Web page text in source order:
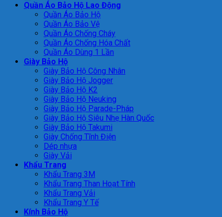
Quần Áo Bảo Hộ Lao Động
Quần Áo Bảo Hộ
Quần Áo Bảo Vệ
Quần Áo Chống Cháy
Quần Áo Chống Hóa Chất
Quần Áo Dùng 1 Lần
Giày Bảo Hộ
Giày Bảo Hộ Công Nhân
Giày Bảo Hộ Jogger
Giày Bảo Hộ K2
Giày Bảo Hộ Neuking
Giày Bảo Hộ Parade-Pháp
Giày Bảo Hộ Siêu Nhẹ Hàn Quốc
Giày Bảo Hộ Takumi
Giày Chống Tĩnh Điện
Dép nhựa
Giày Vải
Khẩu Trang
Khẩu Trang 3M
Khẩu Trang Than Hoạt Tính
Khẩu Trang Vải
Khẩu Trang Y Tế
Kính Bảo Hộ